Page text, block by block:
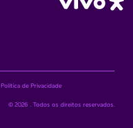
© 2026 . Todos os direitos reservados.
Política de Privacidade